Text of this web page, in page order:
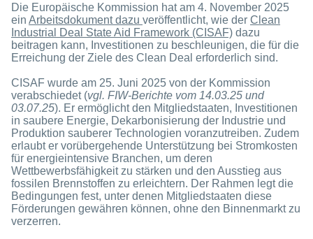
Die Europäische Kommission hat am 4. November 2025
ein Arbeitsdokument dazu veröffentlicht, wie der Clean
Industrial Deal State Aid Framework (CISAF) dazu
beitragen kann, Investitionen zu beschleunigen, die für die
Erreichung der Ziele des Clean Deal erforderlich sind.
CISAF wurde am 25. Juni 2025 von der Kommission
verabschiedet (vgl. FIW-Berichte vom 14.03.25 und
03.07.25). Er ermöglicht den Mitgliedstaaten, Investitionen
in saubere Energie, Dekarbonisierung der Industrie und
Produktion sauberer Technologien voranzutreiben. Zudem
erlaubt er vorübergehende Unterstützung bei Stromkosten
für energieintensive Branchen, um deren
Wettbewerbsfähigkeit zu stärken und den Ausstieg aus
fossilen Brennstoffen zu erleichtern. Der Rahmen legt die
Bedingungen fest, unter denen Mitgliedstaaten diese
Förderungen gewähren können, ohne den Binnenmarkt zu
verzerren.